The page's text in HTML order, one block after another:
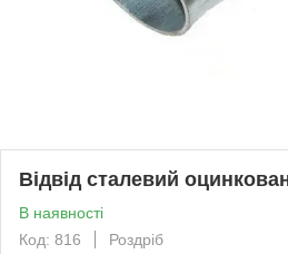
Відвід сталевий
В наявності
Код: 816
Роздріб